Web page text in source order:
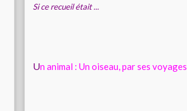
Si ce recueil était ...
Un animal : Un oiseau, par ses voyages